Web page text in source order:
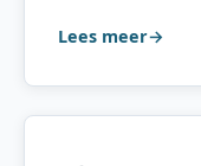
Lees meer